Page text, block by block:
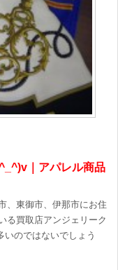
｜アパレル商品
、東御市、伊那市にお住
る買取店アンジェリーク
のではないでしょう